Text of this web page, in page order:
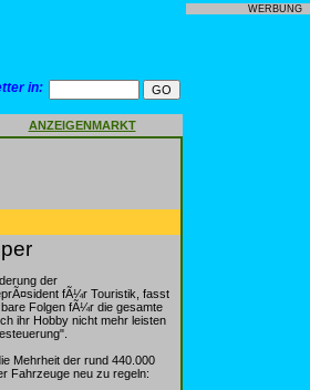
in:
ANZEIGENMARKT
der
fÃ¼r Touristik, fasst
Folgen fÃ¼r die gesamte
ihr Hobby nicht mehr leisten
Mehrheit der rund 440.000
Fahrzeuge neu zu regeln:
WERBUNG